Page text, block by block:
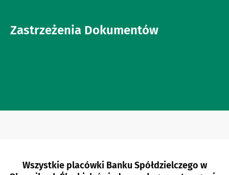
Zastrzeżenia Dokumentów
Wszystkie placówki Banku Spółdzielczego w